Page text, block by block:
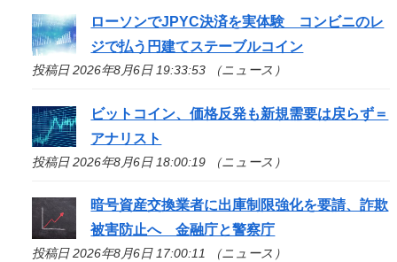
ローソンでJPYC決済を実体験 コンビニのレ
ジで払う円建てステーブルコイン
投稿日 2026年8月6日 19:33:53 （ニュース）
ビットコイン、価格反発も新規需要は戻らず＝
アナリスト
投稿日 2026年8月6日 18:00:19 （ニュース）
暗号資産交換業者に出庫制限強化を要請、詐欺
被害防止へ 金融庁と警察庁
投稿日 2026年8月6日 17:00:11 （ニュース）